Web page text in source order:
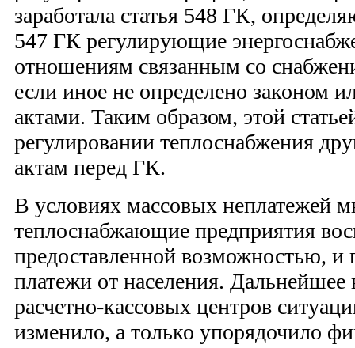
заработала статья 548 ГК,
547 ГК регулирующие
отношениям связанным со
если иное не определено законом
актами. Таким образом, этой
регулировании теплоснабжения
актам перед ГК.
В условиях массовых неплатежей
теплоснабжающие предприятия
предоставленной возможностью,
платежи от населения. Дальнейшее
расчетно-кассовых центров
изменило, а только упорядочило